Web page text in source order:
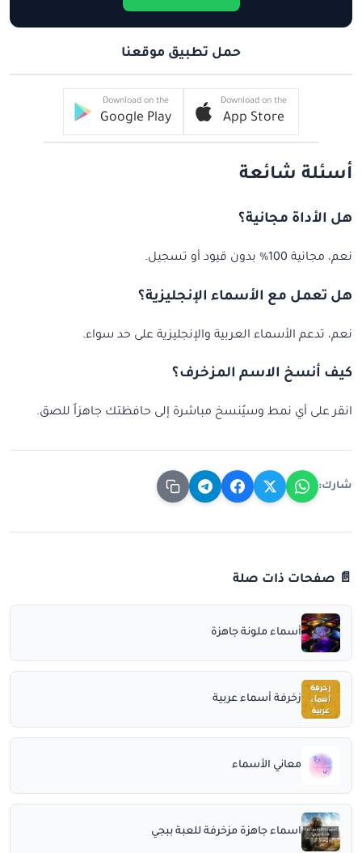
حمل تطبيق موقعنا
Download on the
App Store
Download on the
Google Play
أسئلة شائعة
هل الأداة مجانية؟
نعم، مجانية 100% بدون قيود أو تسجيل.
هل تعمل مع الأسماء الإنجليزية؟
نعم، تدعم الأسماء العربية والإنجليزية على حد سواء.
كيف أنسخ الاسم المزخرف؟
انقر على أي نمط وسيُنسخ مباشرة إلى حافظتك جاهزاً للصق.
شارك:
📄 صفحات ذات صلة
أسماء ملونة جاهزة
زخرفة أسماء عربية
معاني الأسماء
اسماء جاهزة مزخرفة للعبة ببجي